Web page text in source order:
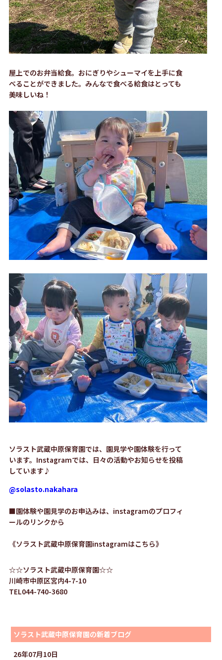
屋上でのお弁当給食。おにぎりやシューマイを上手に食
べることができました。みんなで食べる給食はとっても
美味しいね！
ソラスト武蔵中原保育園では、園見学や園体験を行って
います。Instagramでは、日々の活動やお知らせを投稿
しています♪
@solasto.nakahara
■園体験や園見学のお申込みは、instagramのプロフィ
ールのリンクから
《ソラスト武蔵中原保育園instagramはこちら》
☆☆ソラスト武蔵中原保育園☆☆
川崎市中原区宮内4-7-10
TEL044-740-3680
ソラスト武蔵中原保育園の新着ブログ
26年07月10日